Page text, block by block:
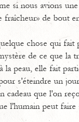
si nous avions
de bout
chose qui fait
de ce que la
la peau, elle fait
s'éteindre un
cadeau que l'on
l'humain peut